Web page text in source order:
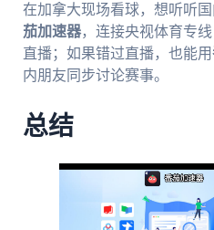
在加拿大现场看球，想听听
茄加速器，连接央视体育专
直播；如果错过直播，也能用
内朋友同步讨论赛事。
总结